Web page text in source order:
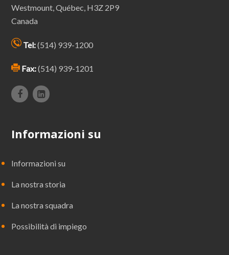
Westmount, Québec, H3Z 2P9
Canada
Tel:(514) 939-1200
Fax:(514) 939-1201
Informazioni su
Informazioni su
La nostra storia
La nostra squadra
Possibilità di impiego